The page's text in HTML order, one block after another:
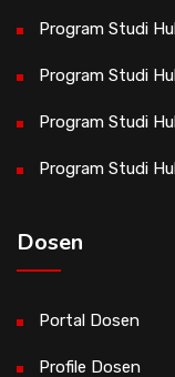
Program Studi
Program Studi
Program Studi
Program Studi
Dosen
Portal Dosen
Profile Dosen